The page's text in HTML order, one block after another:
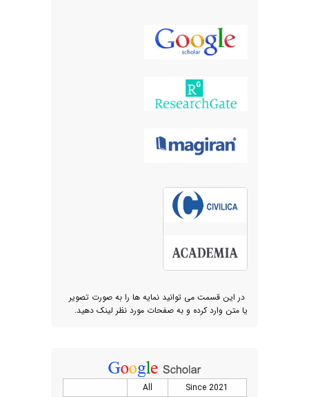
در این قسمت می توانید نمایه ها را به صورت تصویر
یا متن وارد کرده و به صفحات مورد نظر لینک دهید.
All
Since 2021